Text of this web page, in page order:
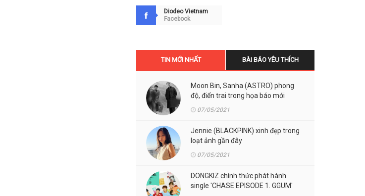
Diodeo Vietnam
Facebook
TIN MỚI NHẤT BÀI BÁO YÊU THÍCH
Moon Bin, Sanha (ASTRO) phong
độ, điển trai trong họa báo mới
07/05/2021
Jennie (BLACKPINK) xinh đẹp trong
loạt ảnh gần đây
07/05/2021
DONGKIZ chính thức phát hành
single 'CHASE EPISODE 1. GGUM'